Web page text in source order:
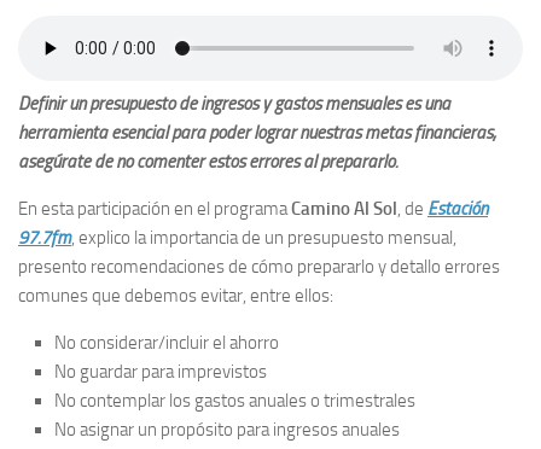
Definir un presupuesto de ingresos y gastos mensuales es una
herramienta esencial para poder lograr nuestras metas financieras,
asegúrate de no comenter estos errores al prepararlo.
En esta participación en el programaCamino Al Sol, de Estación
97.7fm, explico la importancia de un presupuesto mensual,
presento recomendaciones de cómo prepararlo y detallo errores
comunes que debemos evitar, entre ellos:
No considerar/incluir el ahorro
No guardar para imprevistos
No contemplar los gastos anuales o trimestrales
No asignar un propósito para ingresos anuales